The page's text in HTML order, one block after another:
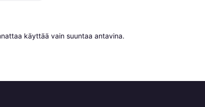
käyttää vain suuntaa antavina.